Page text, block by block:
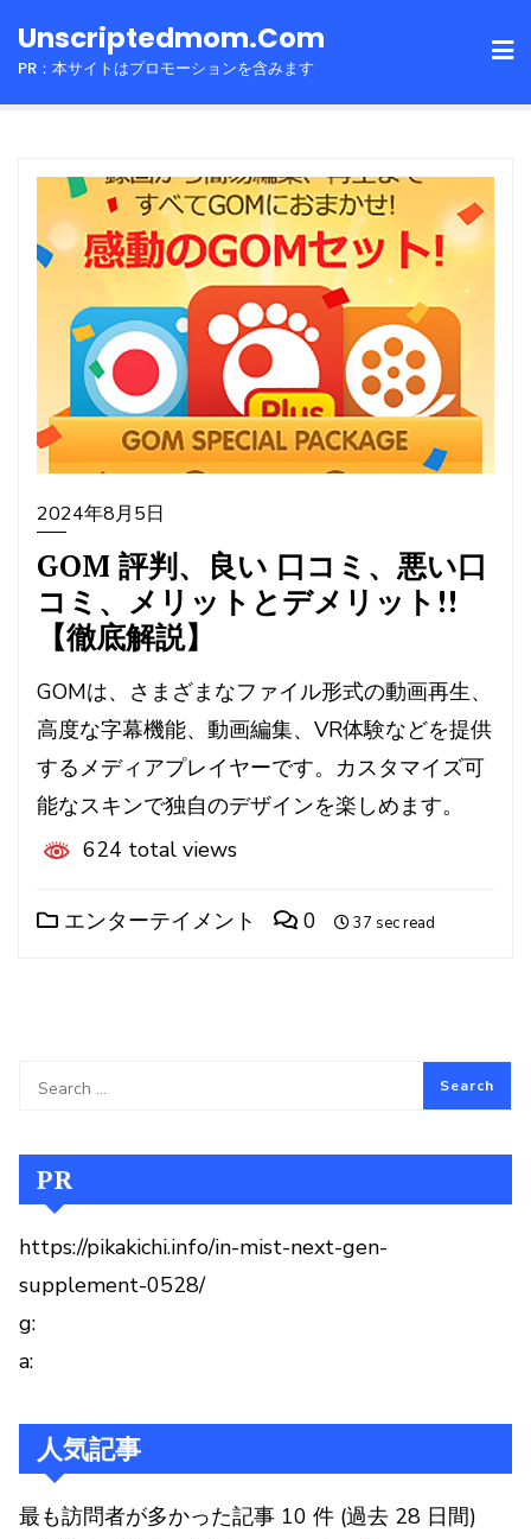
toUnscriptedmom.com
PR：本サイトはプロモーションを含みます
2024年8月5日
GOM 評判、良い 口コミ、悪い口
コミ、メリットとデメリット!!
【徹底解説】
GOMは、さまざまなファイル形式の動画再生、
高度な字幕機能、動画編集、VR体験などを提供
するメディアプレイヤーです。カスタマイズ可
能なスキンで独自のデザインを楽しめます。
624 total views
エンターテイメント 0 37 sec read
PR
https://pikakichi.info/in-mist-next-gen-
supplement-0528/
g:
a:
人気記事
最も訪問者が多かった記事 10 件 (過去 28 日間)